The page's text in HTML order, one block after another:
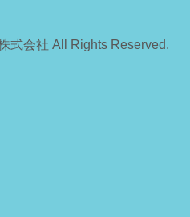
式会社 All Rights Reserved.